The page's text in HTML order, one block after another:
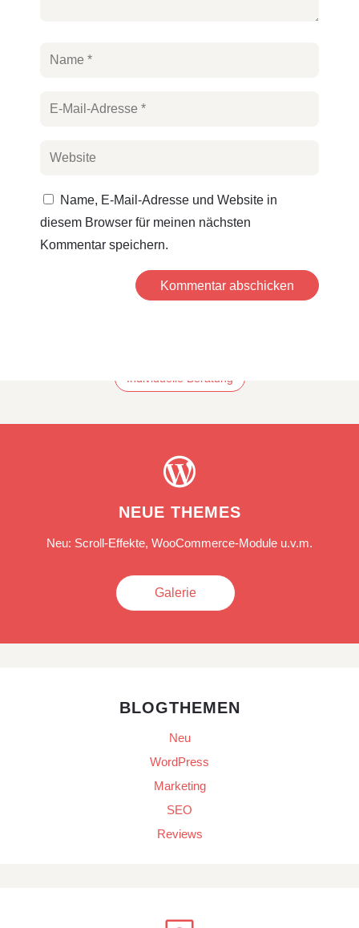
Name, E-Mail-Adresse und Website in
diesem Browser für meinen nächsten
Kommentar speichern.
Kommentar abschicken
Individuelle Beratung

NEUE THEMES
Neu: Scroll-Effekte, WooCommerce-Module u.v.m.
Galerie
BLOGTHEMEN
Neu
WordPress
Marketing
SEO
Reviews